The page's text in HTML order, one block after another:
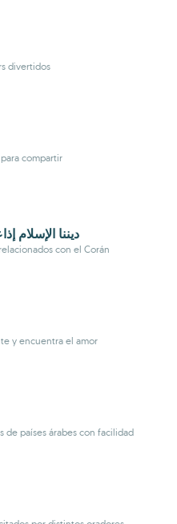
divertidos
compartir
ديننا الإسلام
con el Corán
y encuentra el amor
de países árabes con facilidad